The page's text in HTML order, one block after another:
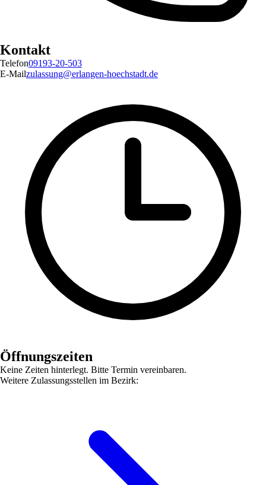
Kontakt
Telefon09193-20-503
E-Mailzulassung@erlangen-hoechstadt.de
Öffnungszeiten
Keine Zeiten hinterlegt. Bitte Termin vereinbaren.
Weitere Zulassungsstellen im Bezirk: